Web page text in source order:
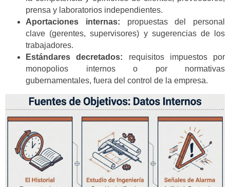
prensa y laboratorios independientes.
Aportaciones internas: propuestas del personal
clave (gerentes, supervisores) y sugerencias de los
trabajadores.
Estándares decretados: requisitos impuestos por
monopolios internos o por normativas
gubernamentales, fuera del control de la empresa.